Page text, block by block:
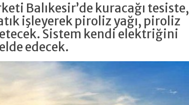
Balıkesir’de kuracağı tesiste,
işleyerek piroliz yağı, piroliz
Sistem kendi elektriğini
edecek.